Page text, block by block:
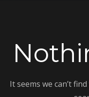
It seems we can’t